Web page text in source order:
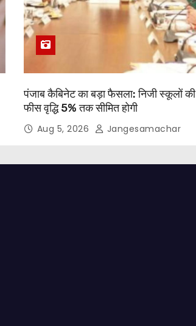
पंजाब कैबिनेट का बड़ा फैसला: निजी स्कूलों की
फीस वृद्धि 5% तक सीमित होगी
Aug 5, 2026 Jangesamachar